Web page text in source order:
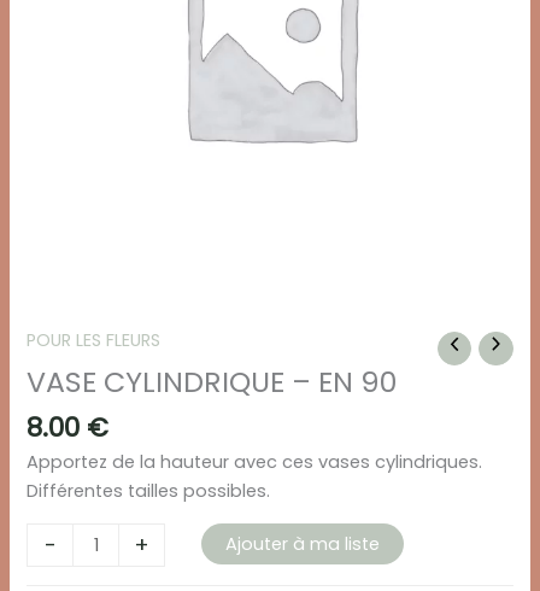
POUR LES FLEURS
VASE CYLINDRIQUE – EN 90
8.00 €
Apportez de la hauteur avec ces vases cylindriques.
Différentes tailles possibles.
-
quantité
+ Ajouter à ma liste